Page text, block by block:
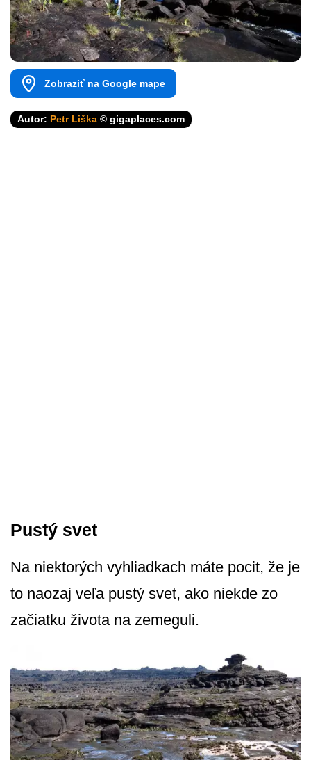
Zobraziť na Google mape
Autor: Petr Liška © gigaplaces.com
Pustý svet
Na niektorých vyhliadkach máte pocit, že je
to naozaj veľa pustý svet, ako niekde zo
začiatku života na zemeguli.